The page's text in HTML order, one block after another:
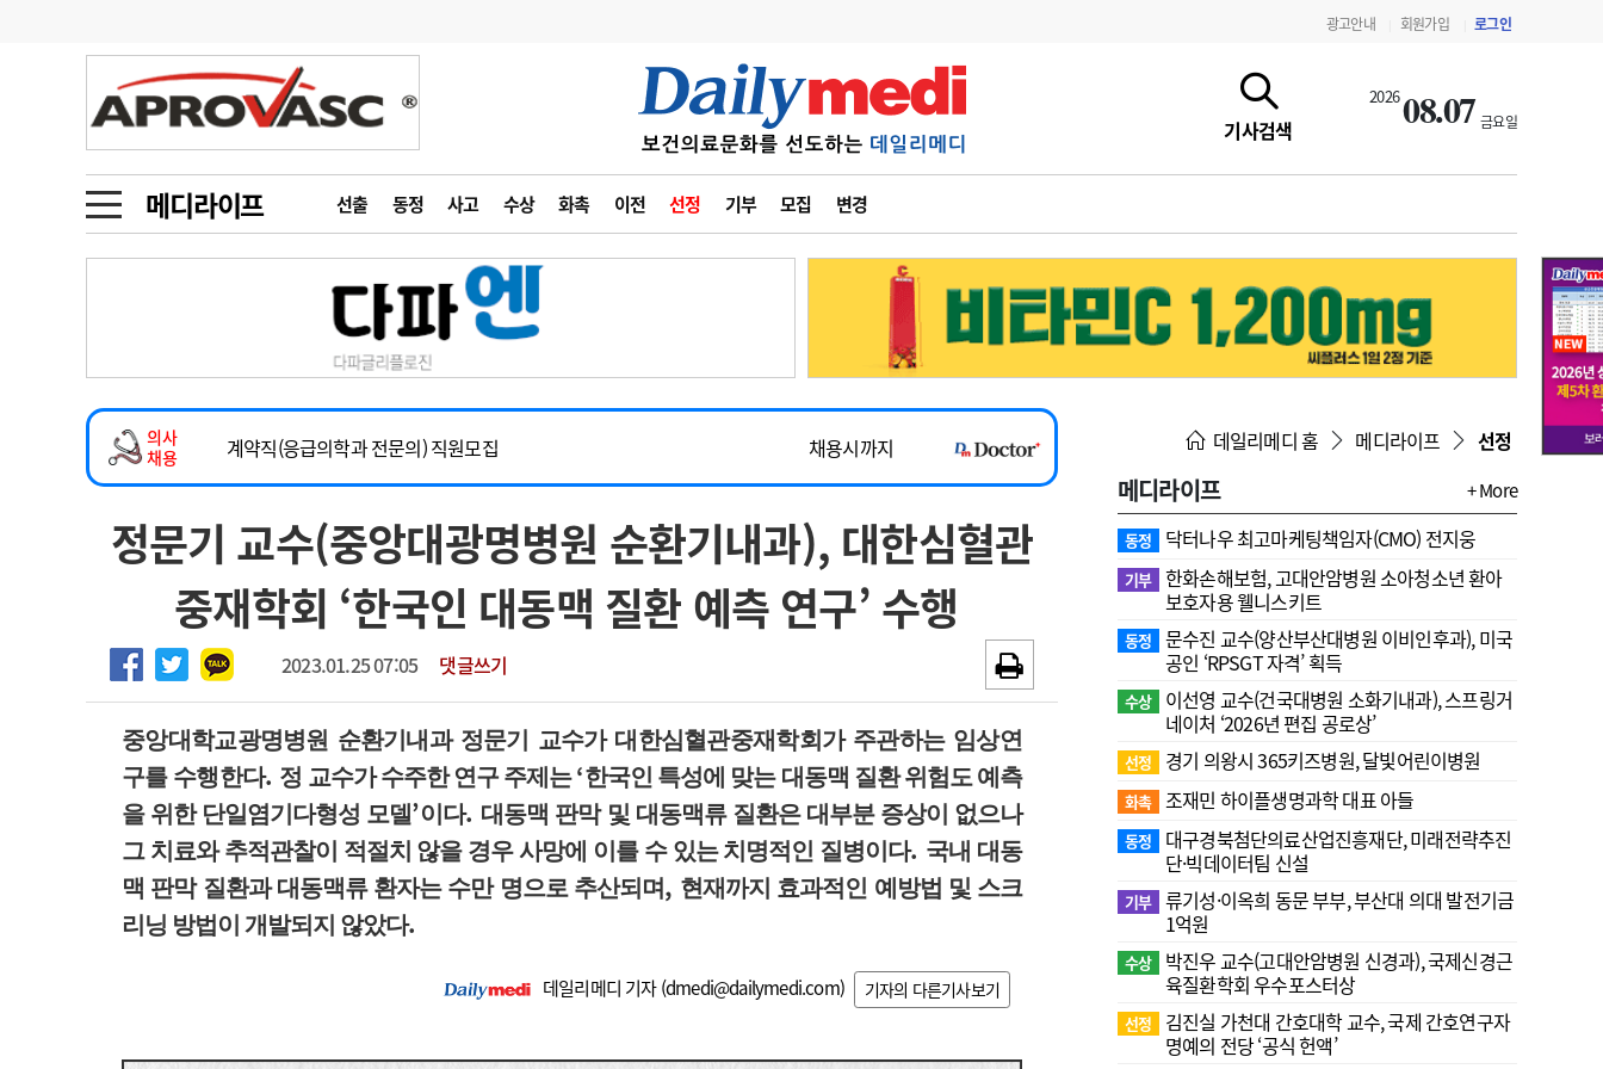
광고안내 회원가입 로그인
기사검색
202608.07 금요일
메디라이프 선출 동정 사고 수상 화촉 이전 선정 기부 모집 변경
금주의 검색어
1
의사인력 수급 추계
2
성분명 처방
3
AI의료
4
전공의 모집 결과
6
관리급여 실시
지필공 지원책
수련환경 개선
의과대학 입시
메디인포 인사 사고
오피니언 칼럼 수첩
인물 피플
동영상뉴스
포토뉴스
메디 Hospital 지역병원 중소병원
인포메이션 행정처분 판례 정책/통계 공시 지침·기준·평가 약제급여 심사 결과
고객센터 회사소개 법적고지 광고안내
의사
채용
2026년 하반기 인턴 모집
~2026-08-31
마취통증의학과 임기제 임상의사 채용
채용시까지
계약직(응급의학과 전문의) 직원모집
채용시까지
하반기 전공의(레지던트1년차) 모집
~2026-08-15
2026년 하반기 인턴 모집
~2026-08-31
마취통증의학과 임기제 임상의사 채용
채용시까지
정문기 교수(중앙대광명병원 순환기내과), 대한심혈관
중재학회 ‘한국인 대동맥 질환 예측 연구’ 수행
2023.01.25 07:05 댓글쓰기
중앙대학교광명병원 순환기내과 정문기 교수가 대한심혈관중재학회가 주관하는 임상연
구를 수행한다. 정 교수가 수주한 연구 주제는‘한국인 특성에 맞는 대동맥 질환 위험도 예측
을 위한 단일염기다형성 모델’이다. 대동맥 판막 및 대동맥류 질환은 대부분 증상이 없으나
그 치료와 추적관찰이 적절치 않을 경우 사망에 이를 수 있는 치명적인 질병이다. 국내 대동
맥 판막 질환과 대동맥류 환자는 수만 명으로 추산되며, 현재까지 효과적인 예방법 및 스크
리닝 방법이 개발되지 않았다.
데일리메디 기자 (dmedi@dailymedi.com) 기자의 다른기사보기
데일리메디 홈 메디라이프 선정
메디라이프 + More
동정 닥터나우 최고마케팅책임자(CMO) 전지웅
기부 한화손해보험, 고대안암병원 소아청소년 환아
보호자용 웰니스키트
동정
문수진 교수( 양산부산대병원 이비인후과), 미국
공인 ‘RPSGT 자격’ 획득
수상
이선영 교수(건국대병원 소화기내과), 스프링거
네이처 ‘2026년 편집 공로상’
선정 경기 의왕시 365키즈병원, 달빛어린이병원
화촉 조재민 하이플생명과학 대표 아들
동정
대구경북첨단의료산업진흥재단, 미래전략추진
단·빅데이터팀 신설
기부 류기성·이옥희 동문 부부, 부산대 의대 발전기금
1억원
수상
박진우 교수(고대안암병원 신경과), 국제신경근
육질환학회 우수포스터상
선정
김진실 가천대 간호대학 교수, 국제 간호연구자
명예의 전당 ‘공식 헌액’